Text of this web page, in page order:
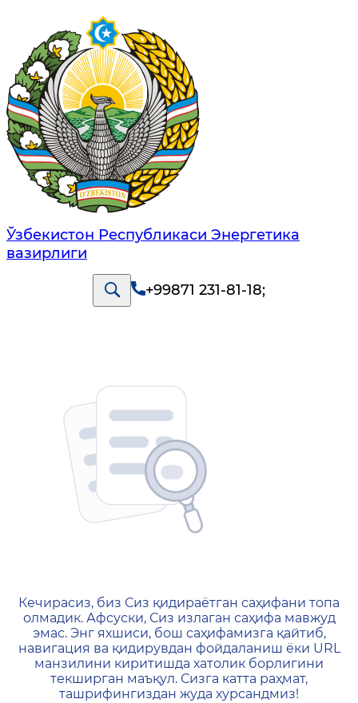
Ўзбекистон Республикаси Энергетика
вазирлиги
+99871 231-81-18;
404 — Страница не
Кечирасиз, биз Сиз қидираётган саҳифани топа
олмадик. Афсуски, Сиз излаган саҳифа мавжуд
эмас. Энг яхшиси, бош саҳифамизга қайтиб,
навигация ва қидирувдан фойдаланиш ёки URL
манзилини киритишда хатолик борлигини
текширган маъқул. Сизга катта раҳмат,
ташрифингиздан жуда хурсандмиз!